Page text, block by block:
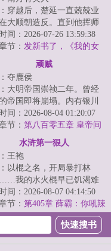
穿越后，楚延一直兢兢业
大顺朝造反。直到他挥师
二十万大军围困京城时，
发现，这...
间：2026-07-26 13:59:38
节： 发新书了，《我的女
顽贼
夺鹿侯
大明帝国崇祯二年。曾经
帝国即将崩塌。内有银川
臂挥戈，九州幅裂。外有
主东征西...
间：2026-08-04 01:20:07
节： 第八百零五章 皇帝间
水浒第一狠人
王袍
以棍之名，开局暴打林
我的水火棍早已饥渴难
牙！！！...
间：2026-08-07 04:14:50
节： 第405章 薛霸：你吼辣
干什么！【3更求月票】